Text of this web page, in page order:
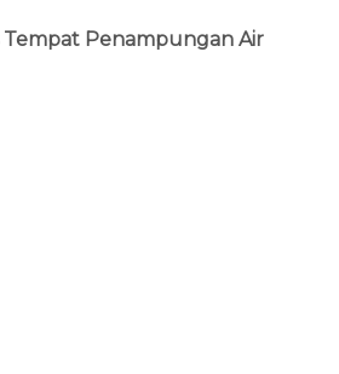
Tempat Penampungan Air